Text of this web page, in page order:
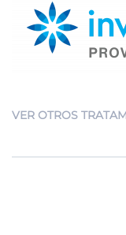
VER OTROS